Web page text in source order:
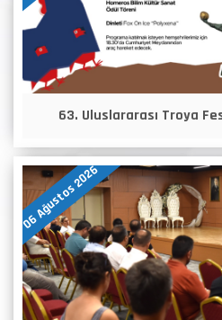
63. Uluslararası Troya
06 Ağustos 2026